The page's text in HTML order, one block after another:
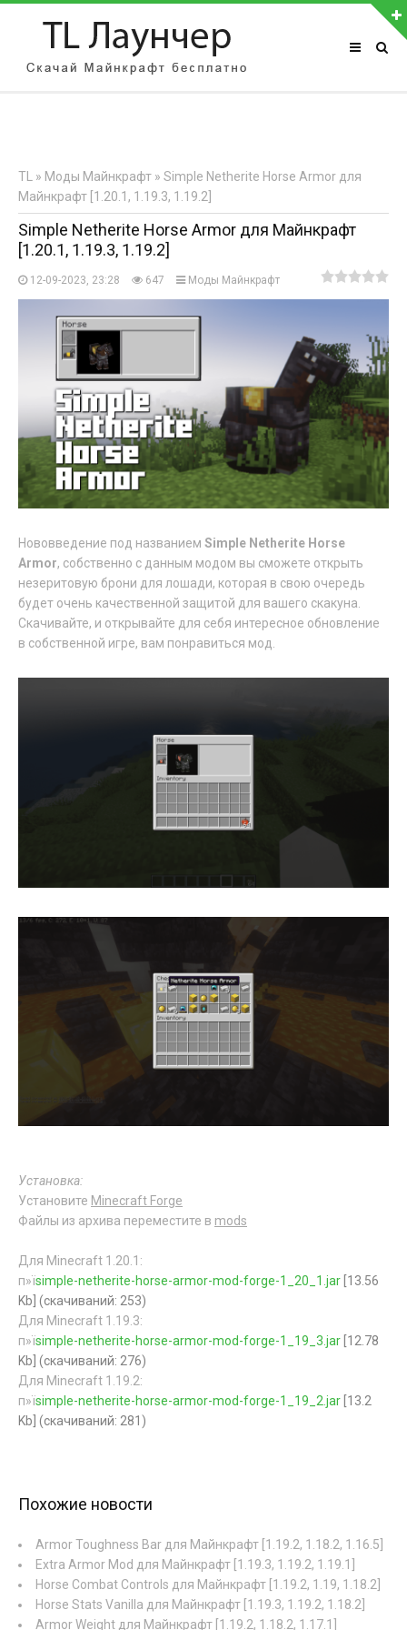
АВТОРИЗАЦИЯ НА САЙТЕ
Регистрация
TL » Моды Майнкрафт » Simple Netherite Horse Armor для
Майнкрафт [1.20.1, 1.19.3, 1.19.2]
Simple Netherite Horse Armor для Майнкрафт
[1.20.1, 1.19.3, 1.19.2]
12-09-2023, 23:28 647 Моды Майнкрафт
Нововведение под названием Simple Netherite Horse
Armor, собственно с данным модом вы сможете открыть
незеритовую брони для лошади, которая в свою очередь
будет очень качественной защитой для вашего скакуна.
Скачивайте, и открывайте для себя интересное обновление
в собственной игре, вам понравиться мод.
Установка:
Установите Minecraft Forge
Файлы из архива переместите в mods
Для Minecraft 1.20.1:
п»їsimple-netherite-horse-armor-mod-forge-1_20_1.jar [13.56
Kb] (cкачиваний: 253)
Для Minecraft 1.19.3:
п»їsimple-netherite-horse-armor-mod-forge-1_19_3.jar [12.78
Kb] (cкачиваний: 276)
Для Minecraft 1.19.2:
п»їsimple-netherite-horse-armor-mod-forge-1_19_2.jar [13.2
Kb] (cкачиваний: 281)
Похожие новости
Armor Toughness Bar для Майнкрафт [1.19.2, 1.18.2, 1.16.5]
Extra Armor Mod для Майнкрафт [1.19.3, 1.19.2, 1.19.1]
Horse Combat Controls для Майнкрафт [1.19.2, 1.19, 1.18.2]
Horse Stats Vanilla для Майнкрафт [1.19.3, 1.19.2, 1.18.2]
Armor Weight для Майнкрафт [1.19.2, 1.18.2, 1.17.1]